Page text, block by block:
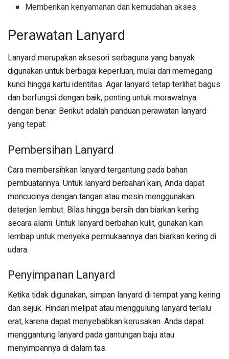
Memberikan kenyamanan dan kemudahan akses
Perawatan Lanyard
Lanyard merupakan aksesori serbaguna yang banyak
digunakan untuk berbagai keperluan, mulai dari memegang
kunci hingga kartu identitas. Agar lanyard tetap terlihat bagus
dan berfungsi dengan baik, penting untuk merawatnya
dengan benar. Berikut adalah panduan perawatan lanyard
yang tepat:
Pembersihan Lanyard
Cara membersihkan lanyard tergantung pada bahan
pembuatannya. Untuk lanyard berbahan kain, Anda dapat
mencucinya dengan tangan atau mesin menggunakan
deterjen lembut. Bilas hingga bersih dan biarkan kering
secara alami. Untuk lanyard berbahan kulit, gunakan kain
lembap untuk menyeka permukaannya dan biarkan kering di
udara.
Penyimpanan Lanyard
Ketika tidak digunakan, simpan lanyard di tempat yang kering
dan sejuk. Hindari melipat atau menggulung lanyard terlalu
erat, karena dapat menyebabkan kerusakan. Anda dapat
menggantung lanyard pada gantungan baju atau
menyimpannya di dalam tas.